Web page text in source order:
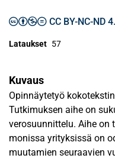
CC BY-NC-ND
Lataukset 57
Kuvaus
Opinnäytetyö
Tutkimuksen aihe on
verosuunnittelu. Aihe on
monissa yrityksissä on
muutamien seuraavien